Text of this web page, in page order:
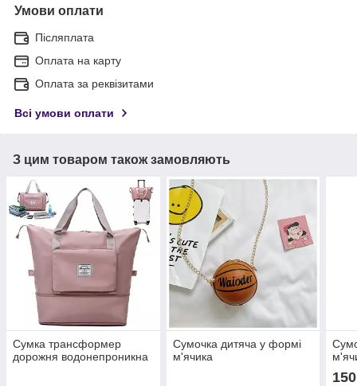
Умови оплати
Післяплата
Оплата на карту
Оплата за реквізитами
Всі умови оплати
З цим товаром також замовляють
Сумка трансформер
дорожня водонепроникна
Сумочка дитяча у формі
м'ячика
150